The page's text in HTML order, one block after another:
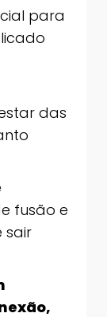
para
das
fusão e
sair